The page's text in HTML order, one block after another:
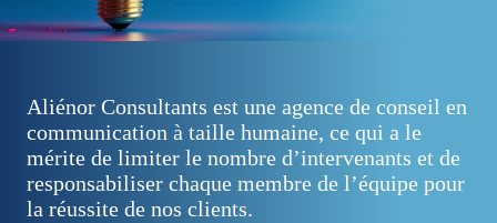
Aliénor Consultants est une agence de conseil en
communication à taille humaine, ce qui a le
mérite de limiter le nombre d’intervenants et de
responsabiliser chaque membre de l’équipe pour
la réussite de nos clients.